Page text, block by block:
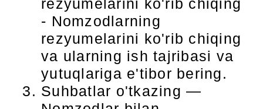
rezyumelarini ko'rib chiqing
- Nomzodlarning
rezyumelarini ko'rib chiqing
va ularning ish tajribasi va
yutuqlariga e'tibor bering.
Suhbatlar o'tkazing —